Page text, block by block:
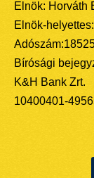
Elnök: Horváth
Elnök-
Bírósági
K&H Bank Zrt.
10400401-